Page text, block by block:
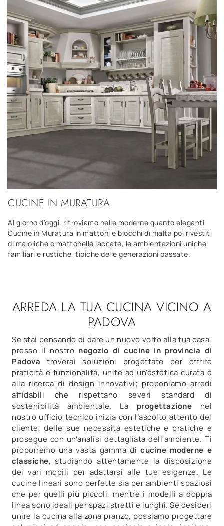
CUCINE IN MURATURA
Al giorno d'oggi, ritroviamo nelle moderne quanto eleganti
Cucine in Muratura in mattoni e blocchi di malta poi rivestiti
di maioliche o mattonelle laccate, le ambientazioni uniche,
familiari e rustiche, tipiche delle generazioni passate.
ARREDA LA TUA CUCINA VICINO A
PADOVA
Se stai pensando di dare un nuovo volto alla tua casa,
presso il nostro negozio di cucine in provincia di
Padova troverai soluzioni progettate per offrire
praticità e funzionalità, unite ad un'estetica curata e
alla ricerca di design innovativi; proponiamo arredi
affidabili che rispettano severi standard di
sostenibilità ambientale. La progettazione nel
nostro ufficio tecnico inizia con l’ascolto attento del
cliente, delle sue necessità estetiche e pratiche e
prosegue con un'analisi dettagliata dell'ambiente. Ti
proporremo una vasta gamma dicucine moderne e
classiche, studiando attentamente la disposizione
dei vari mobili per adattarsi alle tue esigenze. Le
cucine lineari sono perfette sia per ambienti spaziosi
che per quelli più piccoli, mentre i modelli a doppia
linea sono ideali per spazi stretti e lunghi. Se desideri
unire la cucina alla zona pranzo, possiamo progettare